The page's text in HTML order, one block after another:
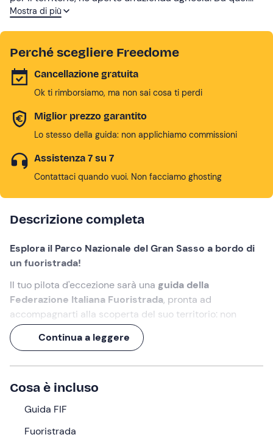
momento mi dedico alla coltivazione di prodotti ormai
più autentico!
Mostra di più
Perché scegliere Freedome
Cancellazione gratuita
Ok ti rimborsiamo, ma non sai cosa ti perdi
Miglior prezzo garantito
Lo stesso della guida: non applichiamo commissioni
Assistenza 7 su 7
Contattaci quando vuoi. Non facciamo ghosting
Descrizione completa
Esplora il Parco Nazionale del Gran Sasso a bordo di
un fuoristrada!
Il tuo pilota d'eccezione sarà una guida della
Federazione Italiana Fuoristrada, pronta ad
accompagnarti alla scoperta del suo territorio: non
mancherà infatti di raccontare aneddoti su flora, fauna e
punti d'interesse che visiterete lungo il percorso
Un'esperienza di 4 oreper meglio conoscere questo
angolo d'Abruzzo in (e con) tutti i sensi!
Cosa faremo
L'appuntamento è alle ore
Continua a leggere
Cosa è incluso
Guida FIF
Fuoristrada